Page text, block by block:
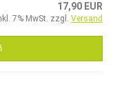
17,90 EUR
7% MwSt. zzgl. Versand